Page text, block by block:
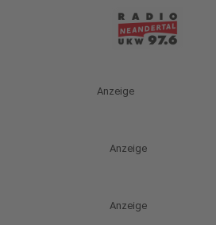
Anzeige
Anzeige
Anzeige